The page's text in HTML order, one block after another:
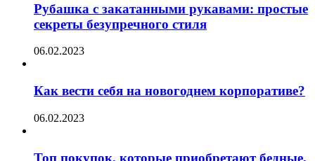
Рубашка с закатанными рукавами: простые
секреты безупречного стиля
06.02.2023
Как вести себя на новогоднем корпоративе?
06.02.2023
Топ покупок, которые приобретают бедные,